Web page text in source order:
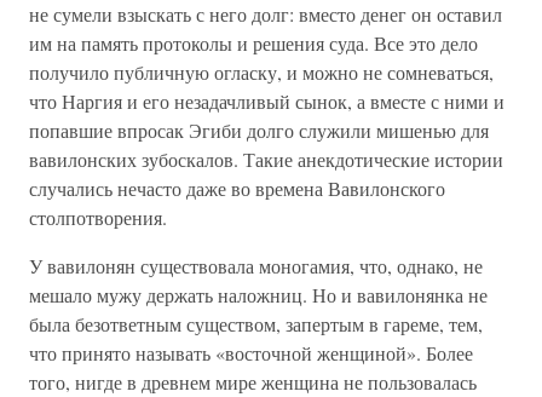
не сумели взыскать с него долг: вместо денег он оставил
им на память протоколы и решения суда. Все это дело
получило публичную огласку, и можно не сомневаться,
что Наргия и его незадачливый сынок, а вместе с ними и
попавшие впросак Эгиби долго служили мишенью для
вавилонских зубоскалов. Такие анекдотические истории
случались нечасто даже во времена Вавилонского
столпотворения.
У вавилонян существовала моногамия, что, однако, не
мешало мужу держать наложниц. Но и вавилонянка не
была безответным существом, запертым в гареме, тем,
что принято называть «восточной женщиной». Более
того, нигде в древнем мире женщина не пользовалась